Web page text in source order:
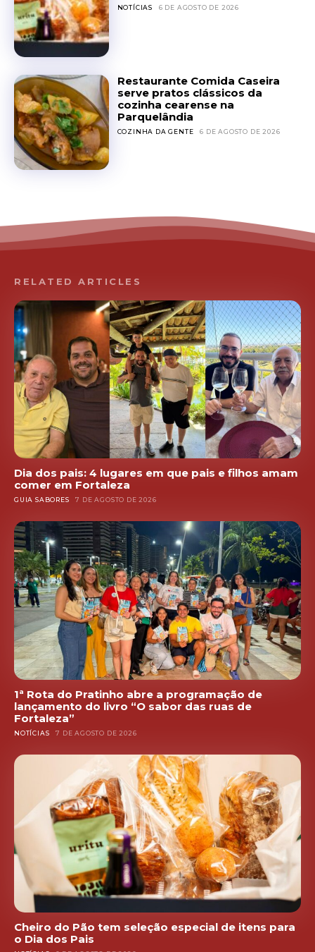
NOTÍCIAS 6 DE AGOSTO DE 2026
Restaurante Comida Caseira
serve pratos clássicos da
cozinha cearense na
Parquelândia
COZINHA DA GENTE 6 DE AGOSTO DE 2026
RELATED ARTICLES
Dia dos pais: 4 lugares em que pais e filhos amam
comer em Fortaleza
GUIA SABORES 7 DE AGOSTO DE 2026
1ª Rota do Pratinho abre a programação de
lançamento do livro “O sabor das ruas de
Fortaleza”
NOTÍCIAS 7 DE AGOSTO DE 2026
Cheiro do Pão tem seleção especial de itens para
o Dia dos Pais